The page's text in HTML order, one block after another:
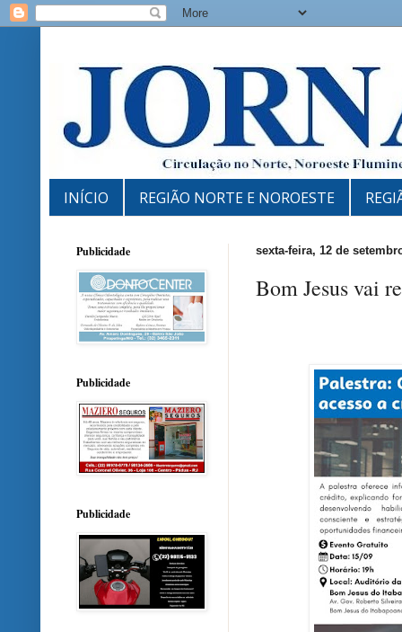
INÍCIO REGIÃO NORTE E NOROESTE
sexta-feira, 12 de
Bom Jesus vai
Publicidade
Publicidade
Publicidade